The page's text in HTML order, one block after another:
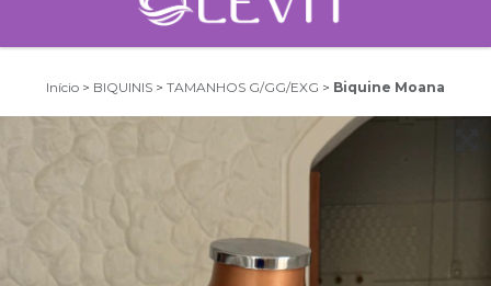
Início > BIQUINIS > TAMANHOS G/GG/EXG > Biquine Moana